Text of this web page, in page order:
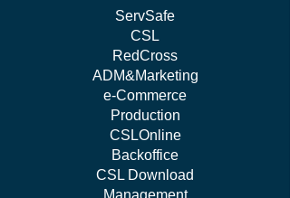
ServSafe
CSL
RedCross
ADM&Marketing
e-Commerce
Production
CSLOnline
Backoffice
CSL Download
Management